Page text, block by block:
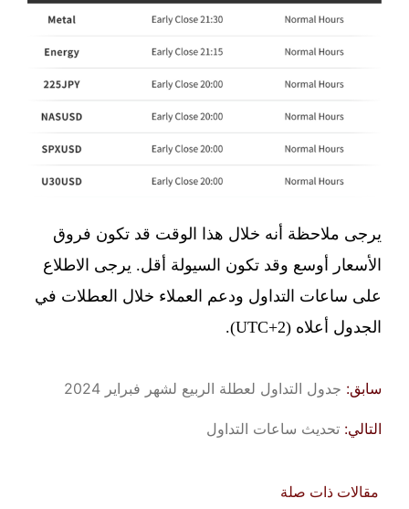
يرجى ملاحظة أنه خلال هذا الوقت قد تكون فروق
الأسعار أوسع وقد تكون السيولة أقل. يرجى الاطلاع
على ساعات التداول ودعم العملاء خلال العطلات في
الجدول أعلاه (UTC+2).
سابق: جدول التداول لعطلة الربيع لشهر فبراير 2024
التالي: تحديث ساعات التداول
مقالات ذات صلة